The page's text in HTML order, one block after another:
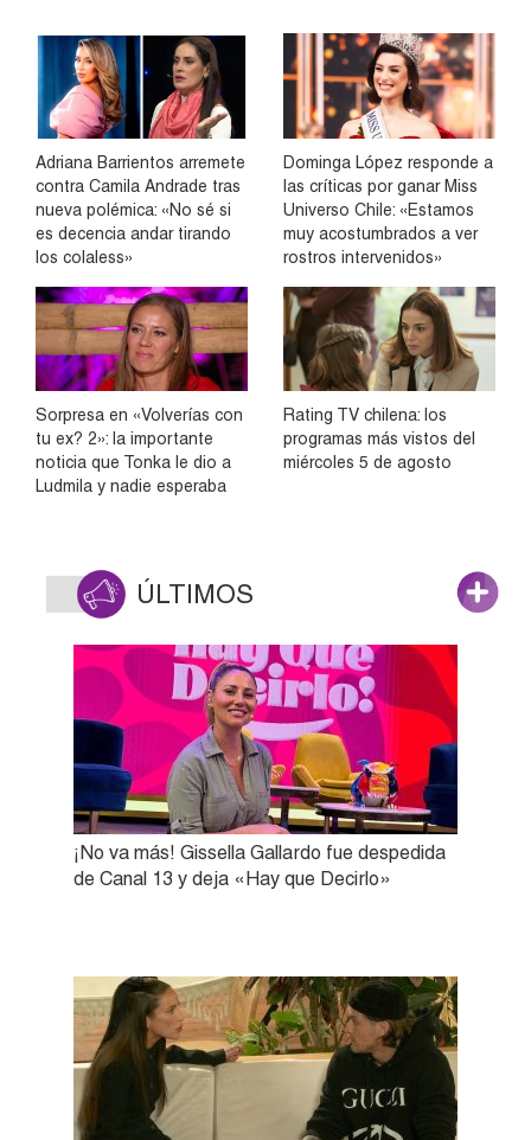
Adriana Barrientos arremete
contra Camila Andrade tras
nueva polémica: «No sé si
es decencia andar tirando
los colaless»
Dominga López responde a
las críticas por ganar Miss
Universo Chile: «Estamos
muy acostumbrados a ver
rostros intervenidos»
Sorpresa en «Volverías con
tu ex? 2»: la importante
noticia que Tonka le dio a
Ludmila y nadie esperaba
Rating TV chilena: los
programas más vistos del
miércoles 5 de agosto
ÚLTIMOS
¡No va más! Gissella Gallardo fue despedida
de Canal 13 y deja «Hay que Decirlo»